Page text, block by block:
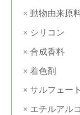
× 動物由来原
× シリコン
× 合成香料
× 着色剤
× サルフェート
× エチルアル